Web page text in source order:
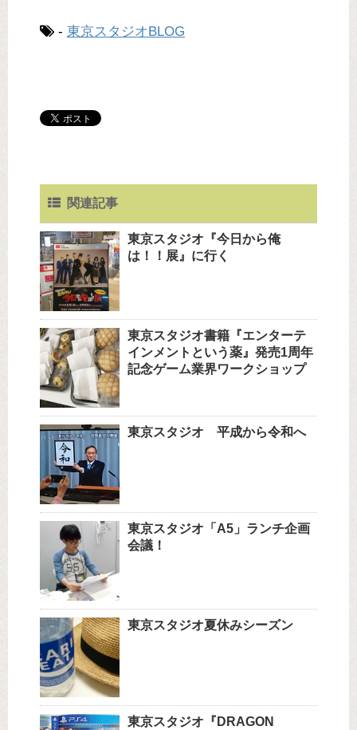
- 東京スタジオBLOG
関連記事
東京スタジオ『今日から俺
は！！展』に行く
東京スタジオ書籍『エンターテ
インメントという薬』発売1周年
記念ゲーム業界ワークショップ
東京スタジオ 平成から令和へ
東京スタジオ「A5」ランチ企画
会議！
東京スタジオ夏休みシーズン
東京スタジオ『DRAGON